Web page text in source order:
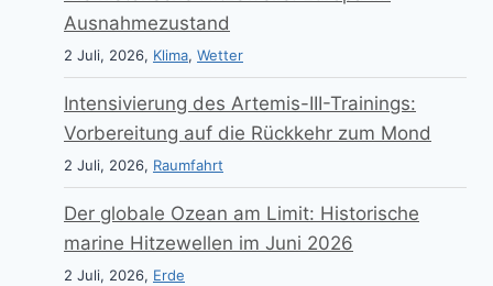
Ausnahmezustand
2 Juli, 2026, Klima, Wetter
Intensivierung des Artemis-III-Trainings:
Vorbereitung auf die Rückkehr zum Mond
2 Juli, 2026, Raumfahrt
Der globale Ozean am Limit: Historische
marine Hitzewellen im Juni 2026
2 Juli, 2026, Erde